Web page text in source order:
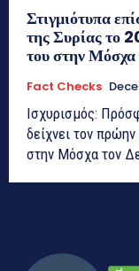
Στιγμιότυπα
της Συρίας το
του στην
Fact Checks
Ισχυρισμός:
δείχνει τον
στην Μόσχα τον